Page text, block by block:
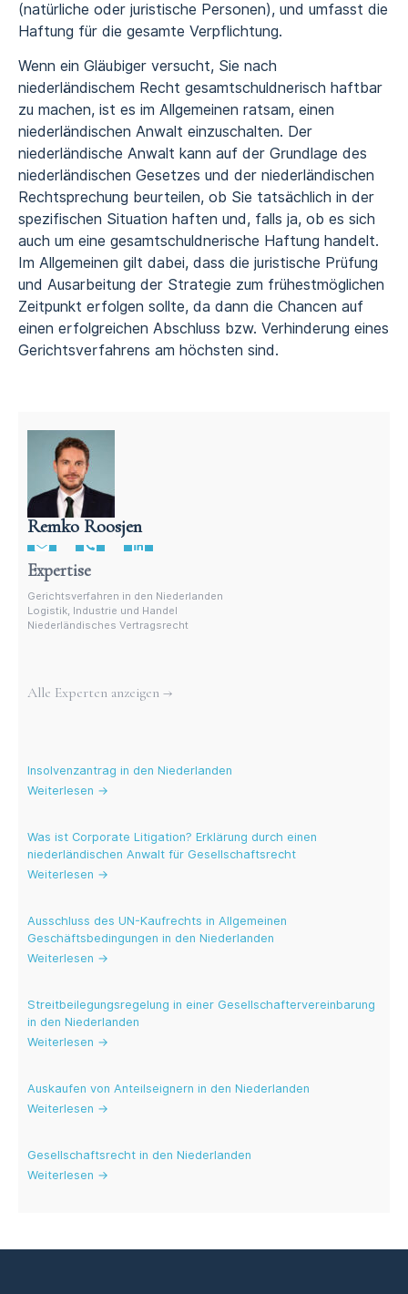
(natürliche oder juristische Personen), und umfasst die
Haftung für die gesamte Verpflichtung.
Wenn ein Gläubiger versucht, Sie nach
niederländischem Recht gesamtschuldnerisch haftbar
zu machen, ist es im Allgemeinen ratsam, einen
niederländischen Anwalt einzuschalten. Der
niederländische Anwalt kann auf der Grundlage des
niederländischen Gesetzes und der niederländischen
Rechtsprechung beurteilen, ob Sie tatsächlich in der
spezifischen Situation haften und, falls ja, ob es sich
auch um eine gesamtschuldnerische Haftung handelt.
Im Allgemeinen gilt dabei, dass die juristische Prüfung
und Ausarbeitung der Strategie zum frühestmöglichen
Zeitpunkt erfolgen sollte, da dann die Chancen auf
einen erfolgreichen Abschluss bzw. Verhinderung eines
Gerichtsverfahrens am höchsten sind.
Remko Roosjen
Anwalt für niederländisches Vertragsrecht
Expertise
Gerichtsverfahren in den Niederlanden
Logistik, Industrie und Handel
Niederländisches Vertragsrecht
Weitere Experten
Alle Experten anzeigen →
Aktuelle Blogs
Insolvenzantrag in den Niederlanden
Weiterlesen →
Was ist Corporate Litigation? Erklärung durch einen
niederländischen Anwalt für Gesellschaftsrecht
Weiterlesen →
Ausschluss des UN-Kaufrechts in Allgemeinen
Geschäftsbedingungen in den Niederlanden
Weiterlesen →
Streitbeilegungsregelung in einer Gesellschaftervereinbarung
in den Niederlanden
Weiterlesen →
Auskaufen von Anteilseignern in den Niederlanden
Weiterlesen →
Gesellschafts­recht in den Niederlanden
Weiterlesen →